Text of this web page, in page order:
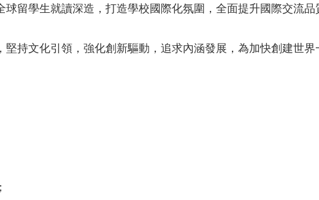
留學生就讀深造，打造學校國際化氛圍，全面提升國際交流品
持文化引領，強化創新驅動，追求內涵發展，為加快創建世界